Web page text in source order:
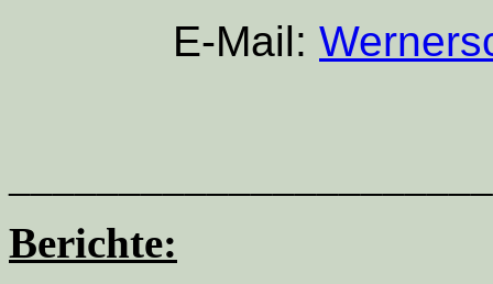
E-Mail:
Berichte: